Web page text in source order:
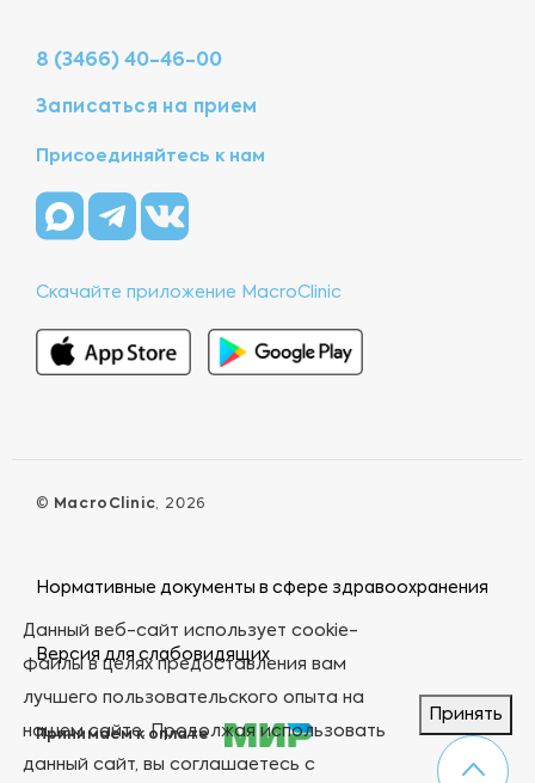
8 (3466) 40-46-00
Записаться на прием
Присоединяйтесь к нам
Скачайте приложение MacroClinic
© MacroClinic, 2026
Нормативные документы в сфере здравоохранения
Версия для слабовидящих
Принимаем к оплате
Данный веб-сайт использует cookie-
файлы в целях предоставления вам
лучшего пользовательского опыта на
нашем сайте. Продолжая использовать
данный сайт, вы соглашаетесь с
Принять